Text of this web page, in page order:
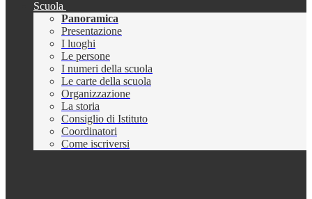
Scuola
Panoramica
Presentazione
I luoghi
Le persone
I numeri della scuola
Le carte della scuola
Organizzazione
La storia
Consiglio di Istituto
Coordinatori
Come iscriversi